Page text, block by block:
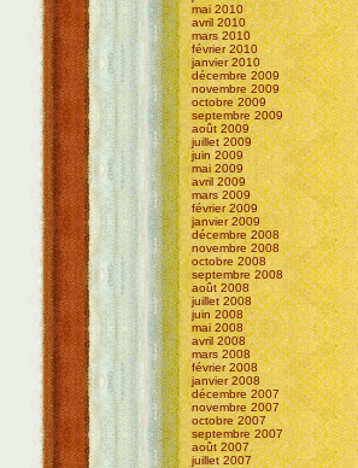
mai 2010
avril 2010
mars 2010
février 2010
janvier 2010
décembre 2009
novembre 2009
octobre 2009
septembre 2009
août 2009
juillet 2009
juin 2009
mai 2009
avril 2009
mars 2009
février 2009
janvier 2009
décembre 2008
novembre 2008
octobre 2008
septembre 2008
août 2008
juillet 2008
juin 2008
mai 2008
avril 2008
mars 2008
février 2008
janvier 2008
décembre 2007
novembre 2007
octobre 2007
septembre 2007
août 2007
juillet 2007